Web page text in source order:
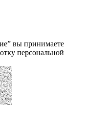
вы принимаете
персональной